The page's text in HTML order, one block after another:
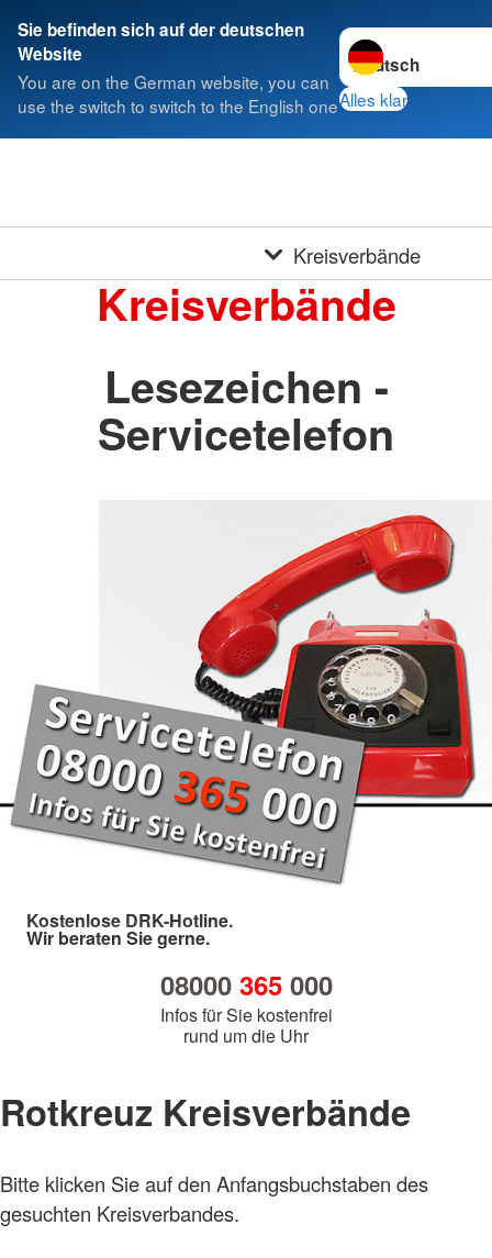
Sie befinden sich auf der deutschen
Website
You are on the German website, you can
use the switch to switch to the English one
Sprache wechseln
Alles klar
Kreisverbände
Kreisverbände
Lesezeichen -
Servicetelefon
Kostenlose DRK-Hotline.
Wir beraten Sie gerne.
08000 365000
Infos für Sie kostenfrei
rund um die Uhr
Rotkreuz Kreisverbände
Bitte klicken Sie auf den Anfangsbuchstaben des
gesuchten Kreisverbandes.